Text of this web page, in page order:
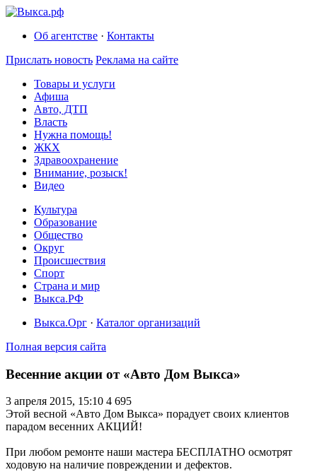
Об агентстве · Контакты
Прислать новость Реклама на сайте
Товары и услуги
Афиша
Авто, ДТП
Власть
Нужна помощь!
ЖКХ
Здравоохранение
Внимание, розыск!
Видео
Культура
Образование
Общество
Округ
Происшествия
Спорт
Страна и мир
Выкса.РФ
Выкса.Орг · Каталог организаций
Полная версия сайта
Весенние акции от «Авто Дом Выкса»
3 апреля 2015, 15:10 4 695
Этой весной «Авто Дом Выкса» порадует своих клиентов
парадом весенних АКЦИЙ!
При любом ремонте наши мастера БЕСПЛАТНО осмотрят
ходовую на наличие повреждении и дефектов.